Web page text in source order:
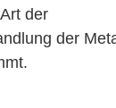
der
der